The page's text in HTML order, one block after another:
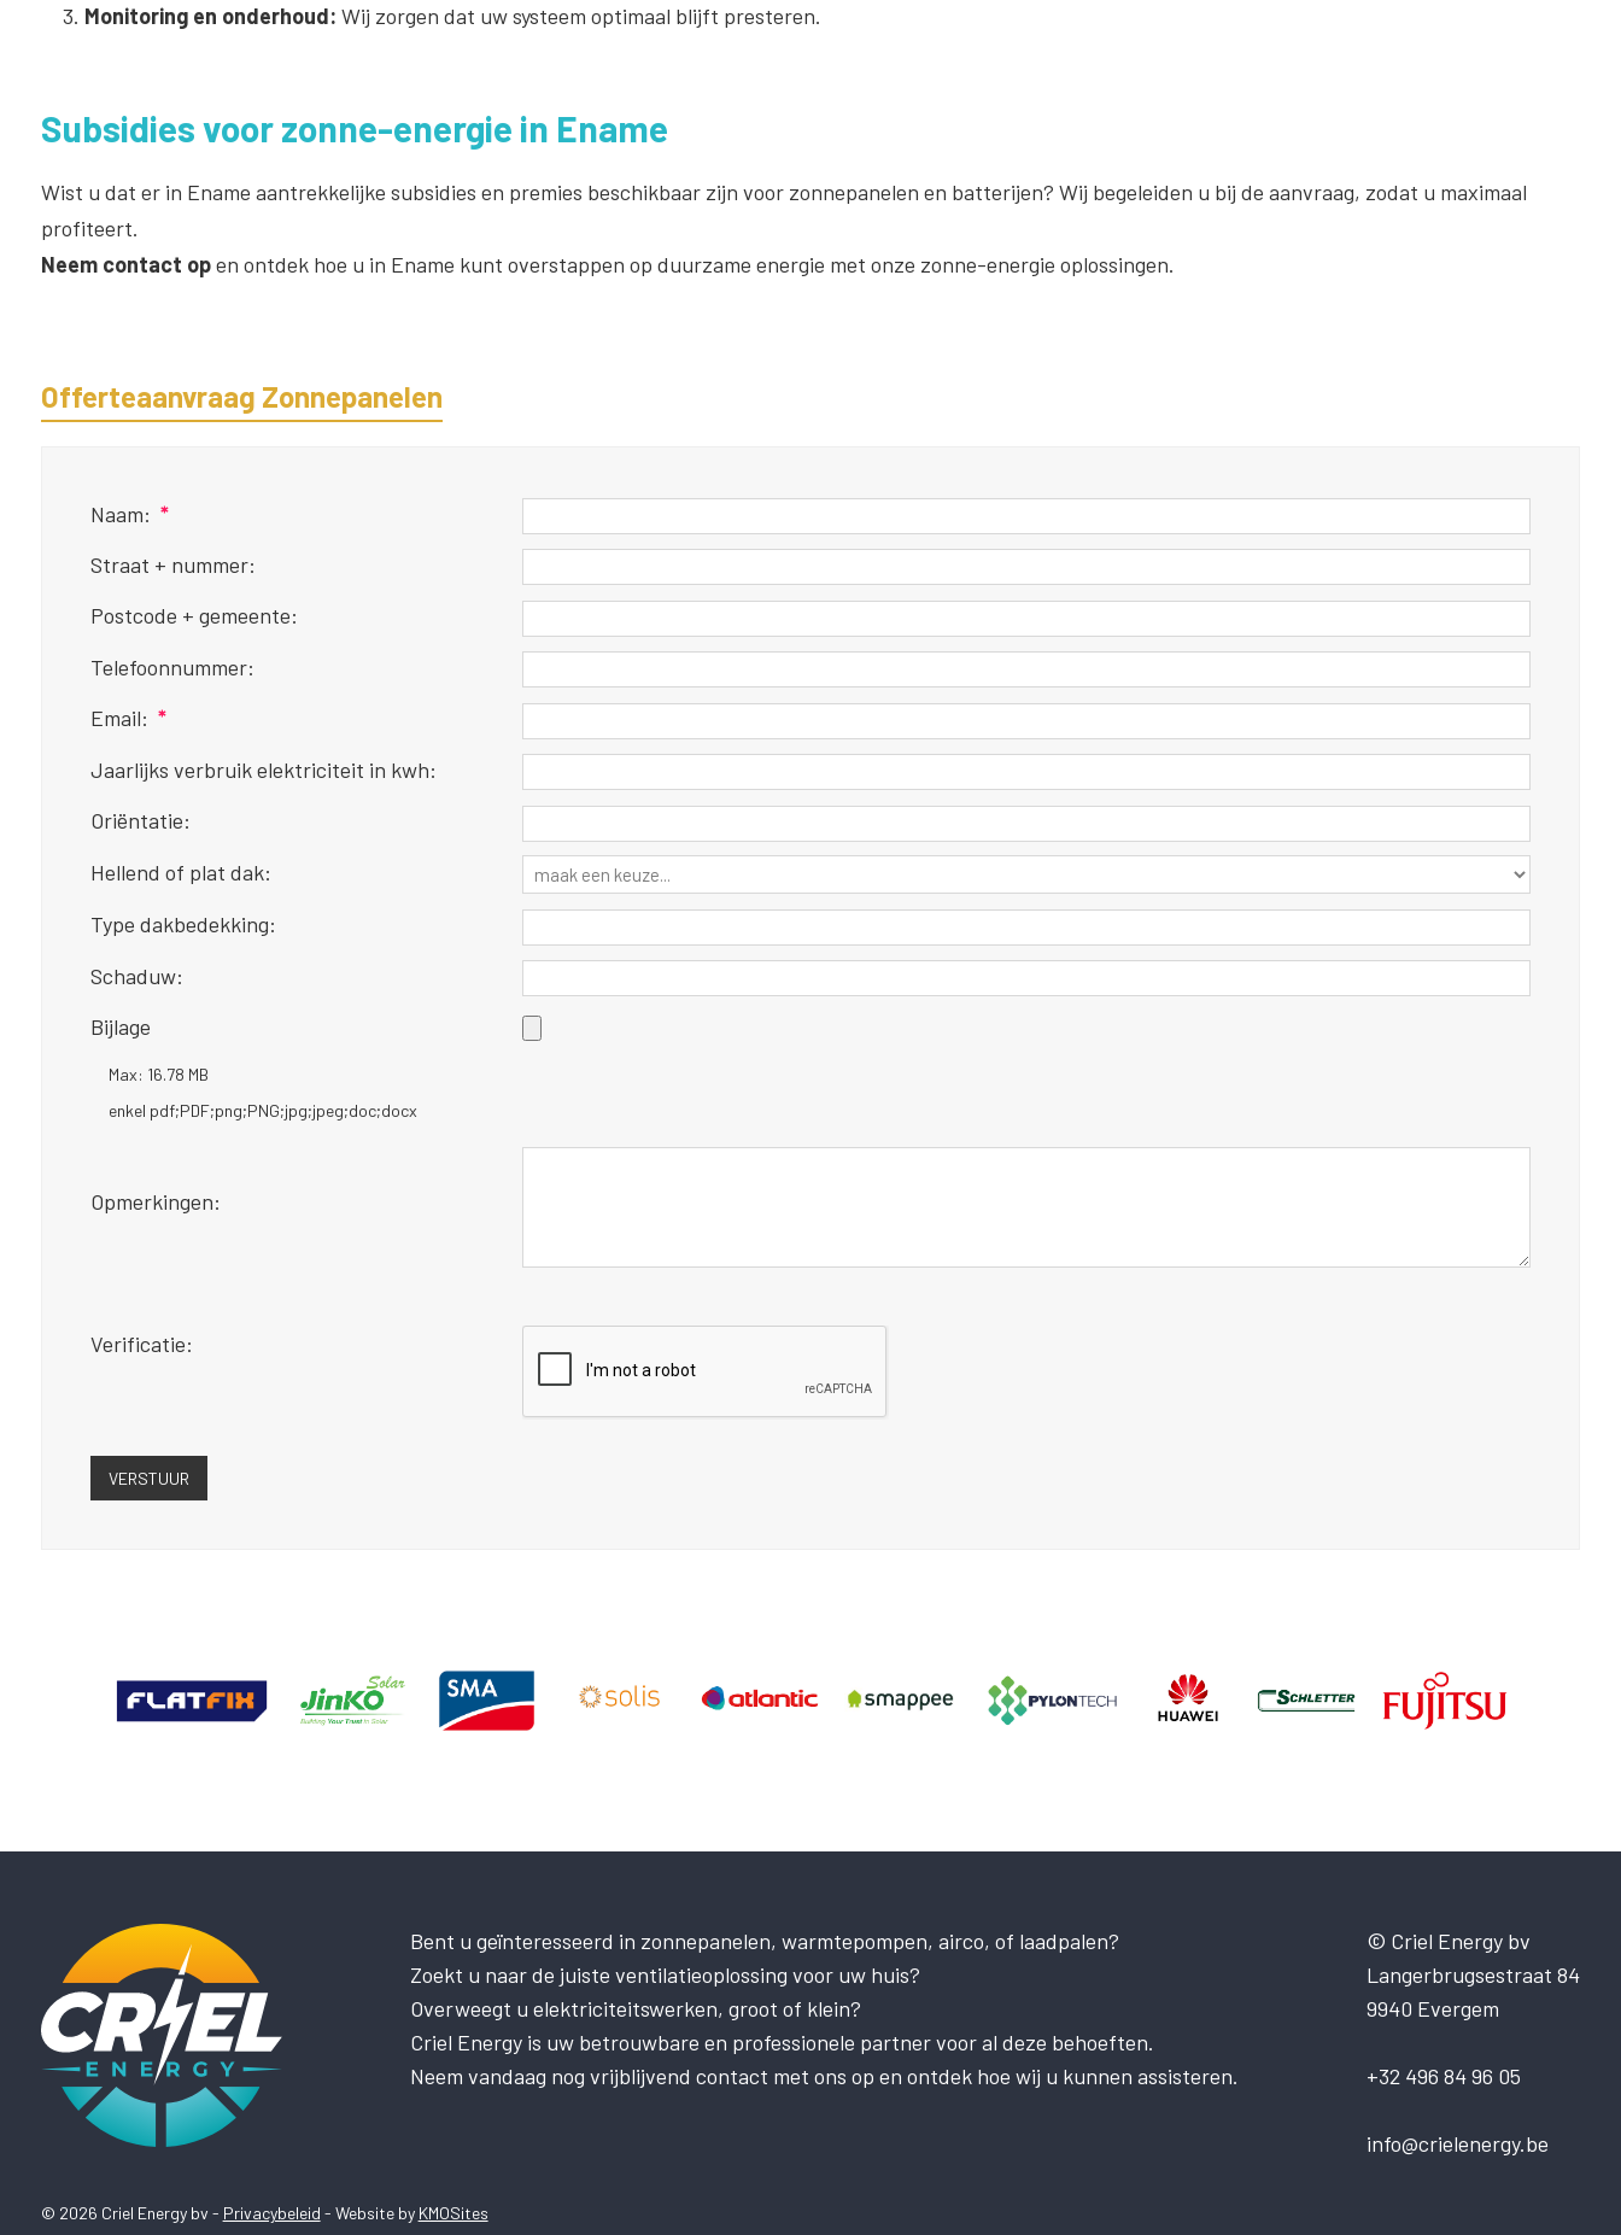
Monitoring en onderhoud: Wij zorgen dat uw systeem optimaal blijft presteren.
Subsidies voor zonne-energie in Ename
Wist u dat er in Ename aantrekkelijke subsidies en premies beschikbaar zijn voor zonnepanelen en batterijen? Wij begeleiden u bij de aanvraag, zodat u maximaal
profiteert.
Neem contact open ontdek hoe u in Ename kunt overstappen op duurzame energie met onze zonne-energie oplossingen.
Offerteaanvraag Zonnepanelen
Naam: *
Straat + nummer:
Postcode + gemeente:
Telefoonnummer:
Email: *
Jaarlijks verbruik elektriciteit in kwh:
Oriëntatie:
Hellend of plat dak:
Type dakbedekking:
Schaduw:
Bijlage
Max: 16.78 MB
enkel pdf;PDF;png;PNG;jpg;jpeg;doc;docx
Opmerkingen:
Verificatie:
Bent u geïnteresseerd in zonnepanelen, warmtepompen, airco, of laadpalen?
Zoekt u naar de juiste ventilatieoplossing voor uw huis?
Overweegt u elektriciteitswerken, groot of klein?
Criel Energy is uw betrouwbare en professionele partner voor al deze behoeften.
Neem vandaag nog vrijblijvend contact met ons op en ontdek hoe wij u kunnen assisteren.
© Criel Energy bv
Langerbrugsestraat 84
9940 Evergem
+32 496 84 96 05
info@crielenergy.be
© 2026 Criel Energy bv - Privacybeleid - Website by KMOSites